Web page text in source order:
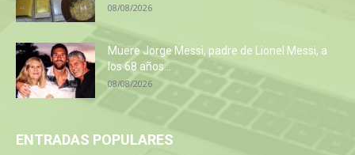
08/08/2026
Muere Jorge Messi, padre de Lionel Messi, a
los 68 años...
08/08/2026
ENTRADAS POPULARES